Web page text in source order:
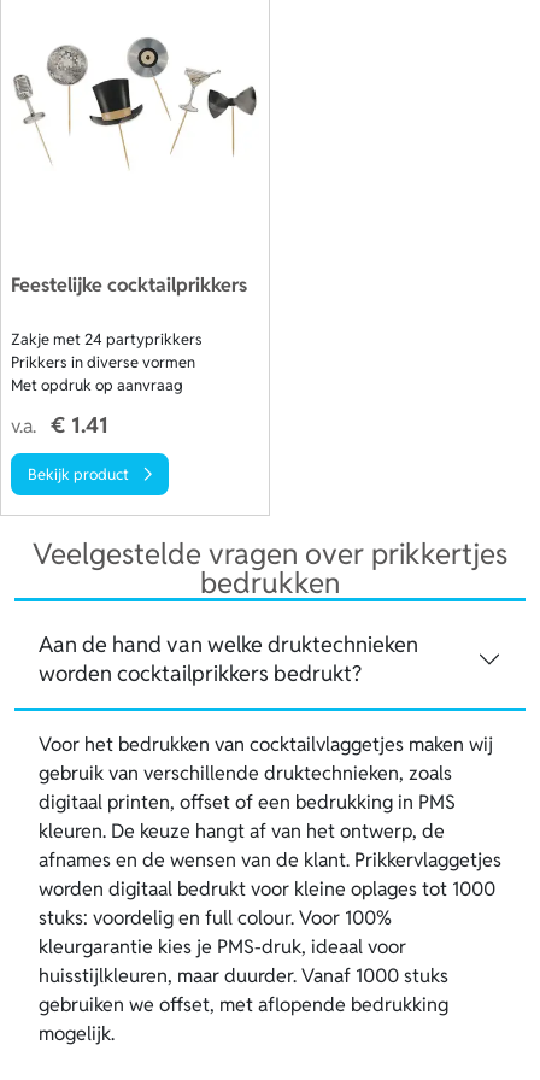
Feestelijke cocktailprikkers
Zakje met 24 partyprikkers
Prikkers in diverse vormen
Met opdruk op aanvraag
v.a. € 1.41
Bekijk product
Veelgestelde vragen over prikkertjes
bedrukken
Aan de hand van welke druktechnieken
worden cocktailprikkers bedrukt?
Voor het bedrukken van cocktailvlaggetjes maken wij
gebruik van verschillende druktechnieken, zoals
digitaal printen, offset of een bedrukking in PMS
kleuren. De keuze hangt af van het ontwerp, de
afnames en de wensen van de klant. Prikkervlaggetjes
worden digitaal bedrukt voor kleine oplages tot 1000
stuks: voordelig en full colour. Voor 100%
kleurgarantie kies je PMS-druk, ideaal voor
huisstijlkleuren, maar duurder. Vanaf 1000 stuks
gebruiken we offset, met aflopende bedrukking
mogelijk.